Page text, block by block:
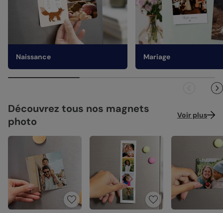
Naissance Mariage
Découvrez tous nos magnets
photo
Voir plus